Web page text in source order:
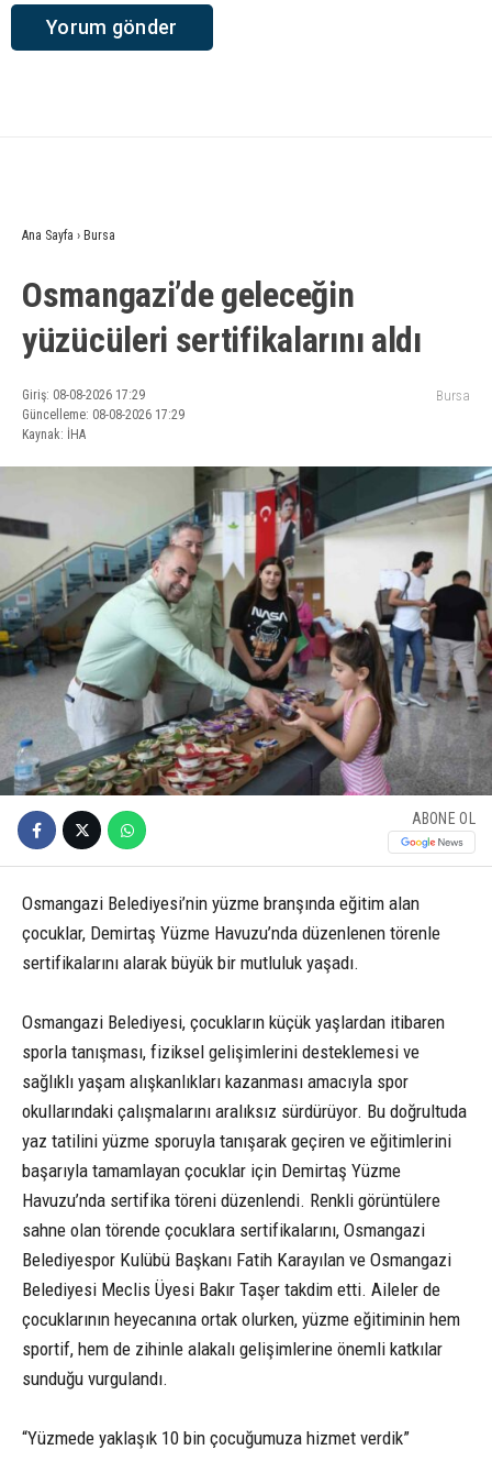
Ana Sayfa › Bursa
Osmangazi’de geleceğin
yüzücüleri sertifikalarını aldı
Giriş: 08-08-2026 17:29
Güncelleme: 08-08-2026 17:29
Kaynak: İHA
Bursa
ABONE OL
Osmangazi Belediyesi’nin yüzme branşında eğitim alan
çocuklar, Demirtaş Yüzme Havuzu’nda düzenlenen törenle
sertifikalarını alarak büyük bir mutluluk yaşadı.
Osmangazi Belediyesi, çocukların küçük yaşlardan itibaren
sporla tanışması, fiziksel gelişimlerini desteklemesi ve
sağlıklı yaşam alışkanlıkları kazanması amacıyla spor
okullarındaki çalışmalarını aralıksız sürdürüyor. Bu doğrultuda
yaz tatilini yüzme sporuyla tanışarak geçiren ve eğitimlerini
başarıyla tamamlayan çocuklar için Demirtaş Yüzme
Havuzu’nda sertifika töreni düzenlendi. Renkli görüntülere
sahne olan törende çocuklara sertifikalarını, Osmangazi
Belediyespor Kulübü Başkanı Fatih Karayılan ve Osmangazi
Belediyesi Meclis Üyesi Bakır Taşer takdim etti. Aileler de
çocuklarının heyecanına ortak olurken, yüzme eğitiminin hem
sportif, hem de zihinle alakalı gelişimlerine önemli katkılar
sunduğu vurgulandı.
“Yüzmede yaklaşık 10 bin çocuğumuza hizmet verdik”